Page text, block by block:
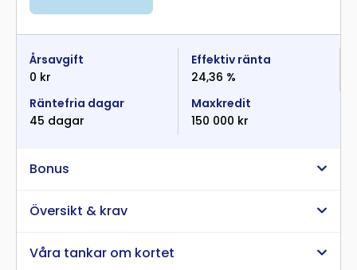
Årsavgift
0 kr
Effektiv ränta
24,36 %
Räntefria dagar
45 dagar
Maxkredit
150 000 kr
Bonus
Översikt & krav
Våra tankar om kortet